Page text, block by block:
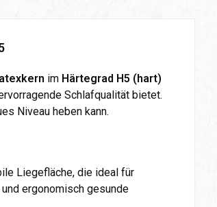
im Härtegrad H5 (hart)
Schlafqualität bietet.
Niveau heben kann.
Liegefläche, die ideal für
ergonomisch gesunde